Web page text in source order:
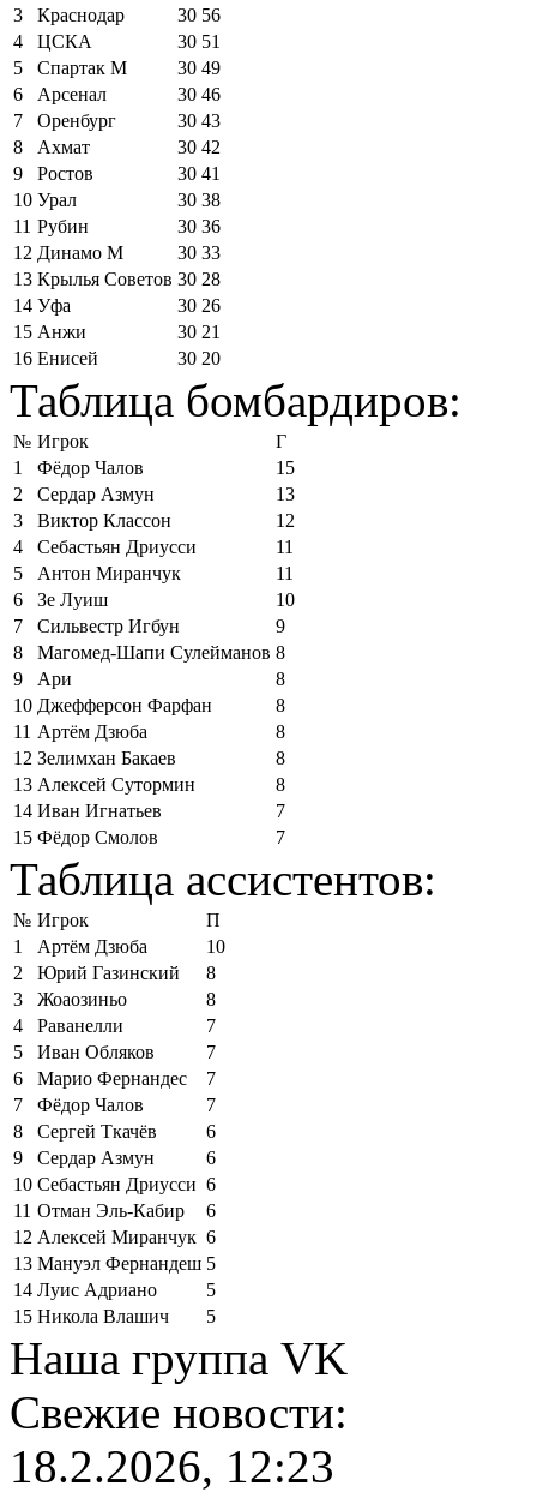
3
Краснодар 30 56
4
ЦСКА 30 51
5
Спартак М 30 49
6
Арсенал 30 46
7
Оренбург 30 43
8
Ахмат 30 42
9
Ростов 30 41
10 Урал 30 38
11 Рубин 30 36
12 Динамо М 30 33
13 Крылья Советов 30 28
14 Уфа 30 26
15 Анжи 30 21
16 Енисей 30 20
Таблица бомбардиров:
№ Игрок
Г
1
Фёдор Чалов
15
2
Сердар Азмун
13
3
Виктор Классон
12
4
Себастьян Дриусси
11
5
Антон Миранчук
11
6
Зе Луиш
10
7
Сильвестр Игбун
9
8
Магомед-Шапи Сулейманов 8
9
Ари
8
10 Джефферсон Фарфан
8
11 Артём Дзюба
8
12 Зелимхан Бакаев
8
13 Алексей Сутормин
8
14 Иван Игнатьев
7
15 Фёдор Смолов 7
Таблица ассистентов:
№ Игрок
П
1
Артём Дзюба
10
2
Юрий Газинский
8
3
Жоаозиньо
8
4
Раванелли
7
5
Иван Обляков
7
6
Марио Фернандес
7
7
Фёдор Чалов
7
8
Сергей Ткачёв
6
9
Сердар Азмун
6
10 Себастьян Дриусси 6
11 Отман Эль-Кабир
6
12 Алексей Миранчук 6
13 Мануэл Фернандеш 5
14 Луис Адриано
5
15 Никола Влашич 5
Наша группа VK
Свежие новости:
18.2.2026, 12:23